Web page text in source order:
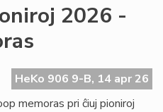
2026 -
HeKo 906 9-B, 14 apr 26
memoras pri ĉiuj pioniroj